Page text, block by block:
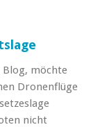
Blog, möchte
Dronenflüge
nicht